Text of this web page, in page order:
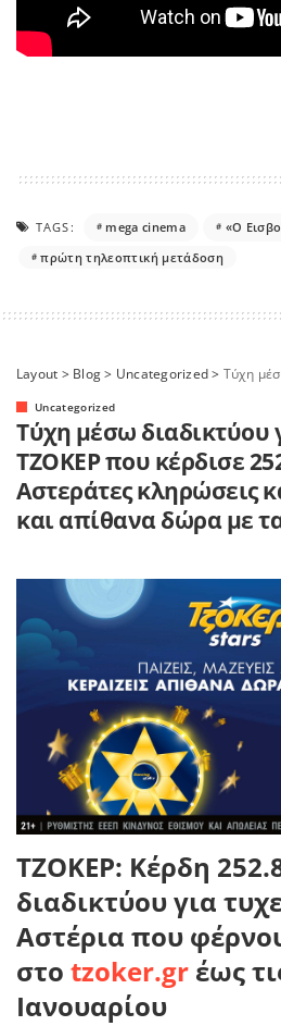
TAGS: mega cinema
«O
πρώτη τηλεοπτική μετάδοση
Layout > Blog> Uncategorized> Τύχη μέσω διαδικτύου για
Uncategorized
Τύχη μέσω διαδικτύου
ΤΖΟΚΕΡ που κέρδισε
Αστεράτες κληρώσεις
και απίθανα δώρα με
TZOKEΡ: Κέρδη
διαδικτύου για
Αστέρια που
στο tzoker.gr έως
Ιανουαρίου